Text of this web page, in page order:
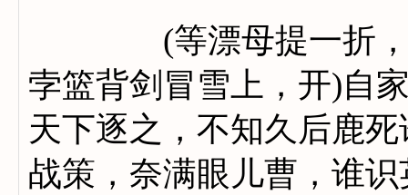
(等漂母提一折，下
孛篮背剑冒雪上，开)自
天下逐之，不知久后鹿
战策，奈满眼儿曹，谁